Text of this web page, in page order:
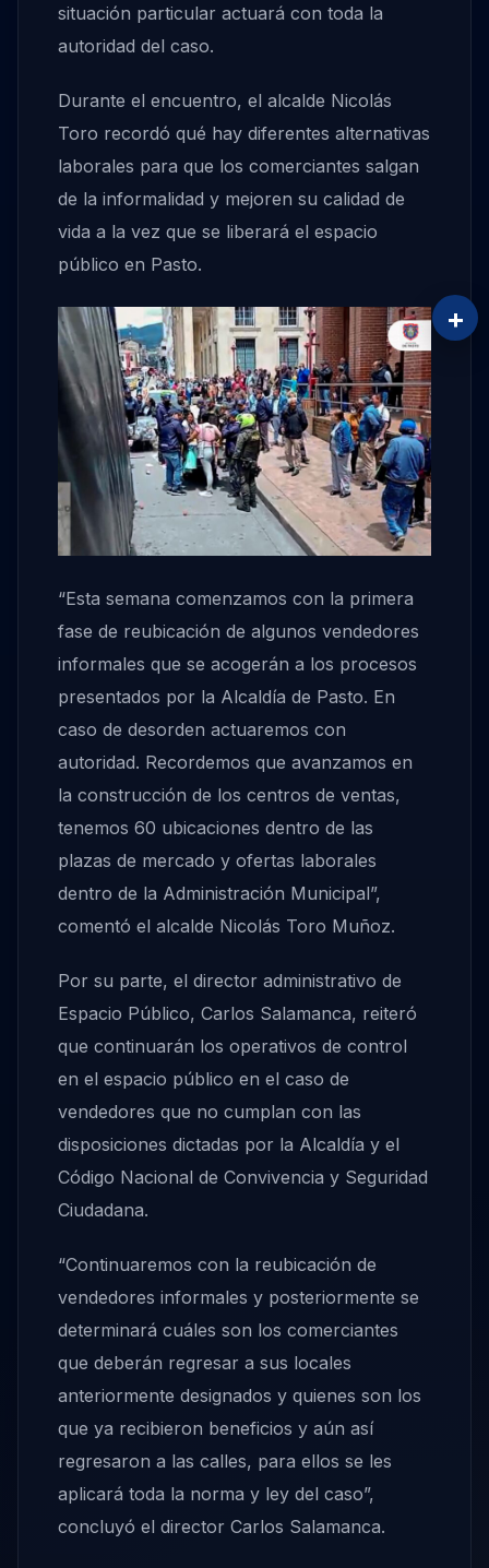
situación particular actuará con toda la
autoridad del caso.
Durante el encuentro, el alcalde Nicolás
Toro recordó qué hay diferentes alternativas
laborales para que los comerciantes salgan
de la informalidad y mejoren su calidad de
vida a la vez que se liberará el espacio
público en Pasto.
“Esta semana comenzamos con la primera
fase de reubicación de algunos vendedores
informales que se acogerán a los procesos
presentados por la Alcaldía de Pasto. En
caso de desorden actuaremos con
autoridad. Recordemos que avanzamos en
la construcción de los centros de ventas,
tenemos 60 ubicaciones dentro de las
plazas de mercado y ofertas laborales
dentro de la Administración Municipal”,
comentó el alcalde Nicolás Toro Muñoz.
Por su parte, el director administrativo de
Espacio Público, Carlos Salamanca, reiteró
que continuarán los operativos de control
en el espacio público en el caso de
vendedores que no cumplan con las
disposiciones dictadas por la Alcaldía y el
Código Nacional de Convivencia y Seguridad
Ciudadana.
“Continuaremos con la reubicación de
vendedores informales y posteriormente se
determinará cuáles son los comerciantes
que deberán regresar a sus locales
anteriormente designados y quienes son los
que ya recibieron beneficios y aún así
regresaron a las calles, para ellos se les
aplicará toda la norma y ley del caso”,
concluyó el director Carlos Salamanca.
+